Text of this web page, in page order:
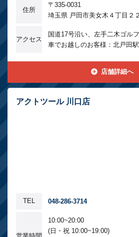
住所
〒335-0031
埼玉県 戸田市美女木４丁目２
アクセス
国道17号沿い、左手二木ゴル
車でお越しのお客様：北戸田
店舗詳細へ
アクトツール 川口店
TEL 048-286-3714
10:00~20:00
(日・祝 10:00~19:00)